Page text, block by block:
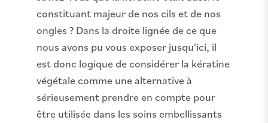
constituant majeur de nos cils et de nos
ongles ? Dans la droite lignée de ce que
nous avons pu vous exposer jusqu'ici, il
est donc logique de considérer la kératine
végétale comme une alternative à
sérieusement prendre en compte pour
être utilisée dans les soins embellissants